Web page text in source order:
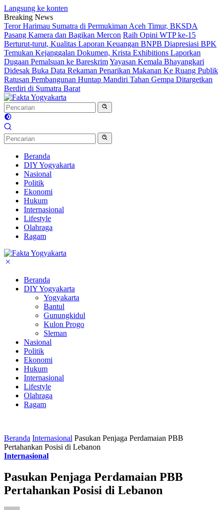
Langsung ke konten
Breaking News
Teror Harimau Sumatra di Permukiman Aceh Timur, BKSDA
Pasang Kamera dan Bagikan Mercon Raih Opini WTP ke-15
Berturut-turut, Kualitas Laporan Keuangan BNPB Diapresiasi BPK
Temukan Kejanggalan Dokumen, Krista Exhibitions Laporkan
Dugaan Pemalsuan ke BareskrimYayasan Kemala Bhayangkari
Didesak Buka Data Rekaman Penarikan Makanan Ke Ruang Publik
Ratusan Pembangunan Huntap Mandiri Tahan Gempa Ditargetkan
Berdiri di Sumatra Barat
Beranda
DIY Yogyakarta
Nasional
Politik
Ekonomi
Hukum
Internasional
Lifestyle
Olahraga
Ragam
Beranda
DIY Yogyakarta
Yogyakarta
Bantul
Gunungkidul
Kulon Progo
Sleman
Nasional
Politik
Ekonomi
Hukum
Internasional
Lifestyle
Olahraga
Ragam
Beranda Internasional Pasukan Penjaga Perdamaian PBB
Pertahankan Posisi di Lebanon
Internasional
Pasukan Penjaga Perdamaian PBB
Pertahankan Posisi di Lebanon